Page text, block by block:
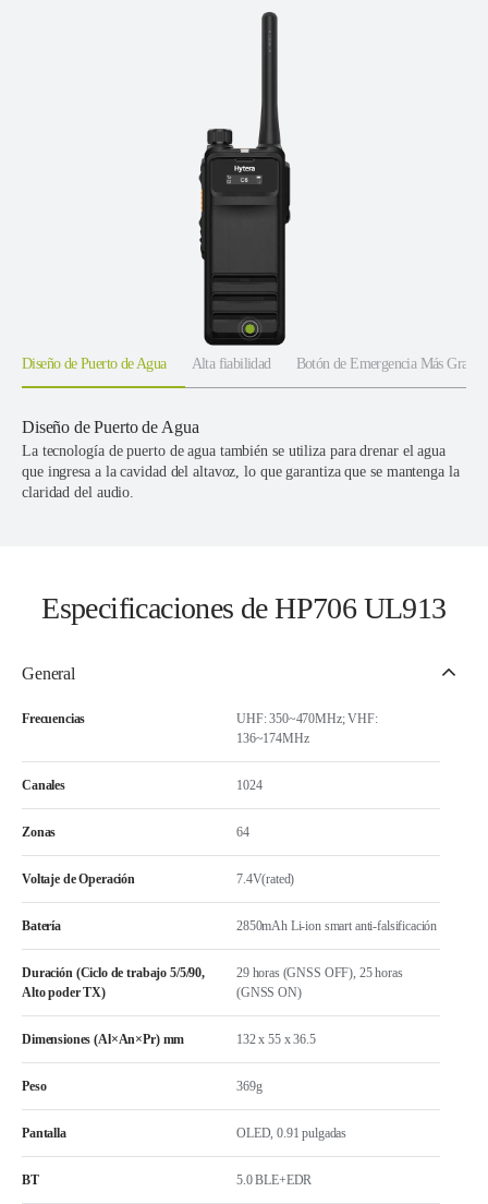
Diseño de Puerto de Agua Alta fiabilidad Botón de Emergencia Más Grande
Diseño de Puerto de Agua
La tecnología de puerto de agua también se utiliza para drenar el agua
que ingresa a la cavidad del altavoz, lo que garantiza que se mantenga la
claridad del audio.
Especificaciones de HP706 UL913
General
Frecuencias
UHF: 350~470MHz; VHF:
136~174MHz
Canales 1024
Zonas 64
Voltaje de Operación 7.4V(rated)
Batería 2850mAh Li-ion smart anti-falsificación
Duración (Ciclo de trabajo 5/5/90,
Alto poder TX)
29 horas (GNSS OFF), 25 horas
(GNSS ON)
Dimensiones (Al×An×Pr) mm 132 x 55 x 36.5
Peso 369g
Pantalla OLED, 0.91 pulgadas
BT 5.0 BLE+EDR